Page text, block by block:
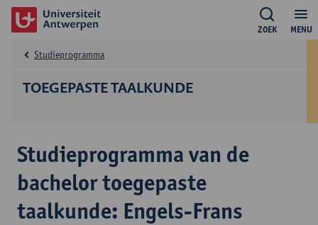
MENU
ZOEK
TOEGEPASTE TAALKUNDE
Studieprogramma
Studieprogramma van de
bachelor toegepaste
taalkunde: Engels-Frans